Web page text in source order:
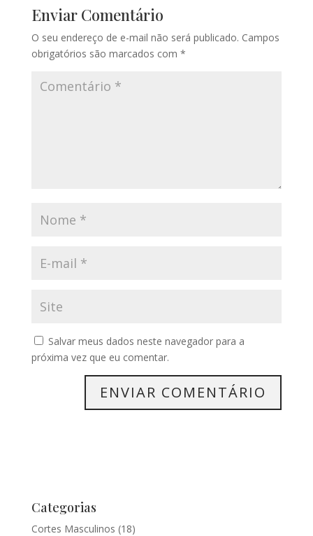
Enviar Comentário
O seu endereço de e-mail não será publicado. Campos
obrigatórios são marcados com *
Salvar meus dados neste navegador para a
próxima vez que eu comentar.
Categorias
Cortes Masculinos (18)